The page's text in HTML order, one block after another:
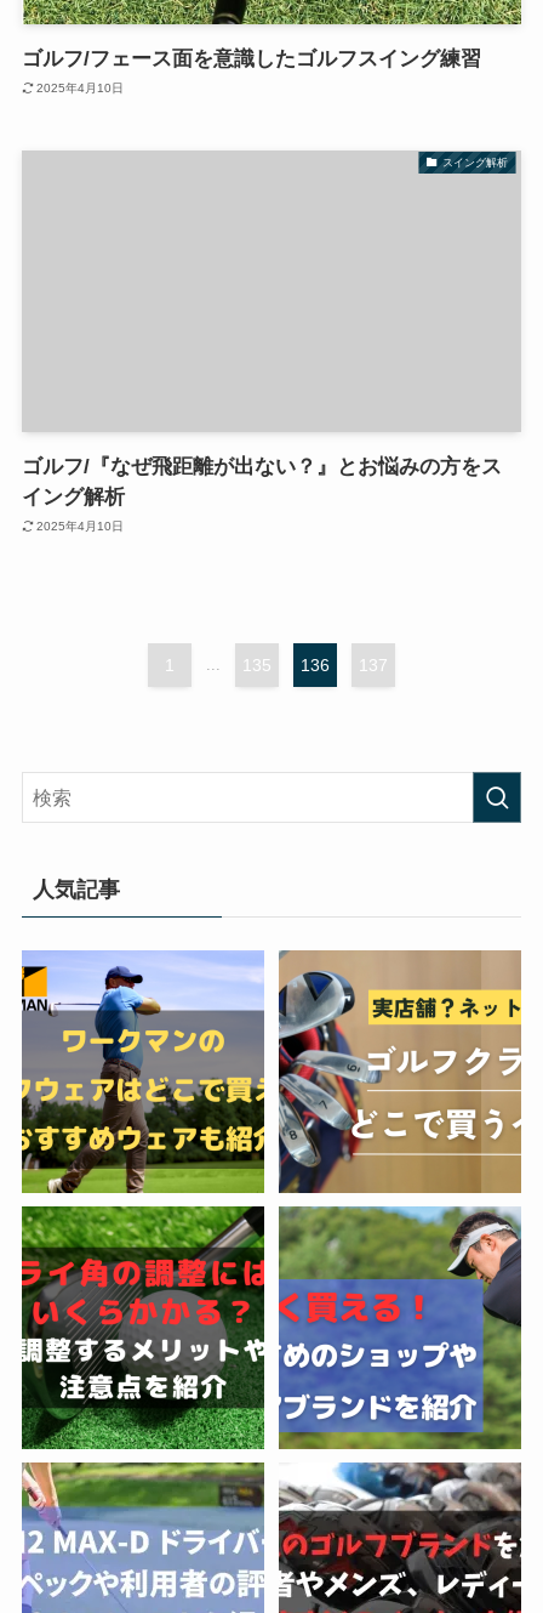
ゴルフ/フェース面を意識したゴルフスイング練習
2025年4月10日
スイング解析
ゴルフ/『なぜ飛距離が出ない？』とお悩みの方をス
イング解析
2025年4月10日
1 135 136 137
人気記事